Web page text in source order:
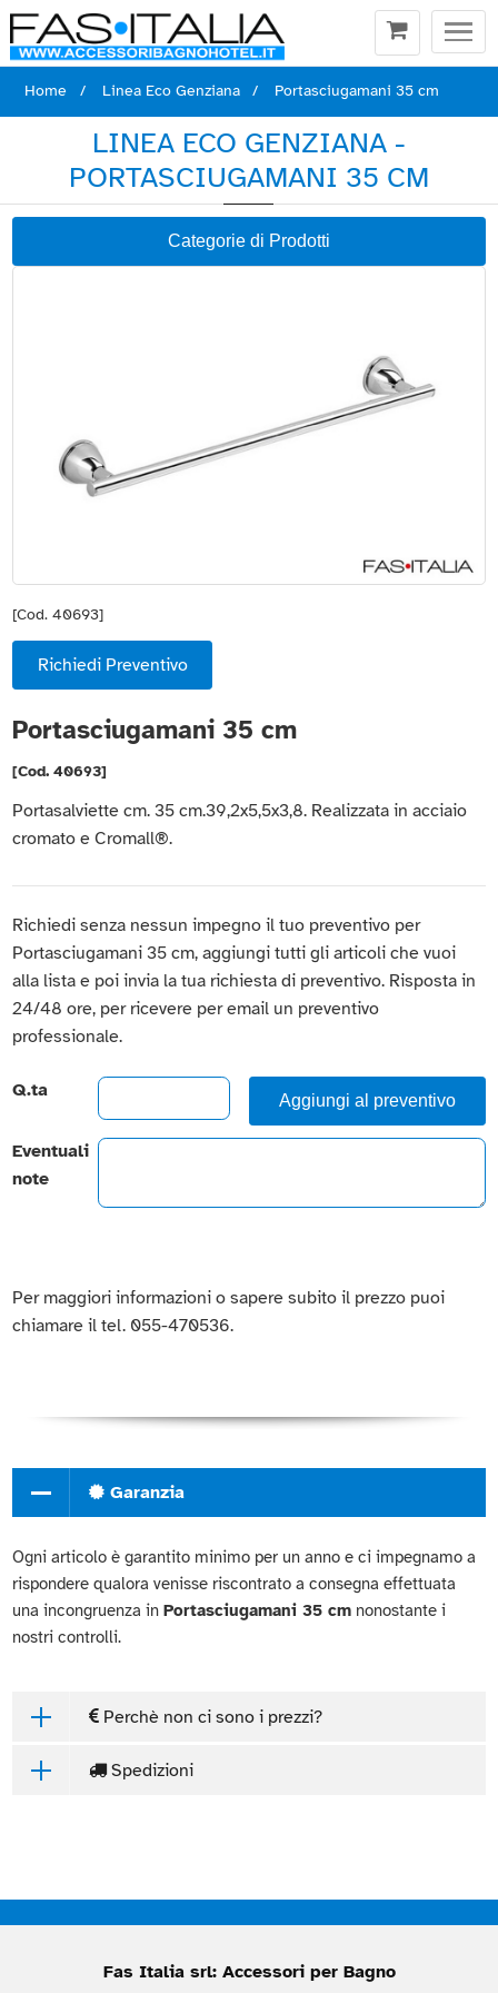
Home
Linea Eco Genziana Portasciugamani 35 cm
LINEA ECO GENZIANA -
PORTASCIUGAMANI 35 CM
Categorie di Prodotti
[Cod. 40693]
Richiedi Preventivo
Portasciugamani 35 cm
[Cod. 40693]
Portasalviette cm. 35 cm.39,2x5,5x3,8. Realizzata in acciaio
cromato e Cromall®.
Richiedi senza nessun impegno il tuo preventivo per
Portasciugamani 35 cm, aggiungi tutti gli articoli che vuoi
alla lista e poi invia la tua richiesta di preventivo. Risposta in
24/48 ore, per ricevere per email un preventivo
professionale.
Q.ta Aggiungi al preventivo
Eventuali
note
Per maggiori informazioni o sapere subito il prezzo puoi
chiamare il tel. 055-470536.
Garanzia
Ogni articolo è garantito minimo per un anno e ci impegnamo a
rispondere qualora venisse riscontrato a consegna effettuata
una incongruenza inPortasciugamani 35 cm nonostante i
nostri controlli.
Perchè non ci sono i prezzi?
Spedizioni
Fas Italia srl: Accessori per Bagno